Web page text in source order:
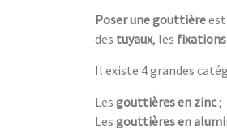
Poser une gouttière
des tuyaux, les fixations
Il existe 4 grandes
Les gouttières en zinc;
Les gouttières en